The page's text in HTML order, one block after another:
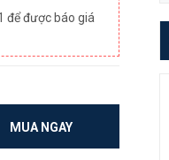
để được báo giá
MUA NGAY